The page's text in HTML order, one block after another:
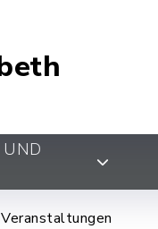
UND
Veranstaltungen